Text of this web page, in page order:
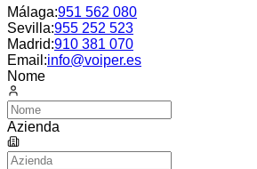
Málaga:951 562 080
Sevilla:955 252 523
Madrid:910 381 070
Email:info@voiper.es
Nome
Azienda